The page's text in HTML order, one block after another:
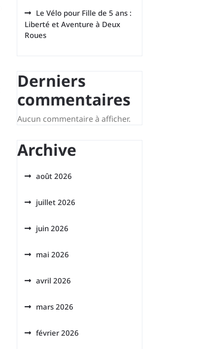
Le Vélo pour Fille de 5 ans :
Liberté et Aventure à Deux
Roues
Derniers
commentaires
Aucun commentaire à afficher.
Archive
août 2026
juillet 2026
juin 2026
mai 2026
avril 2026
mars 2026
février 2026